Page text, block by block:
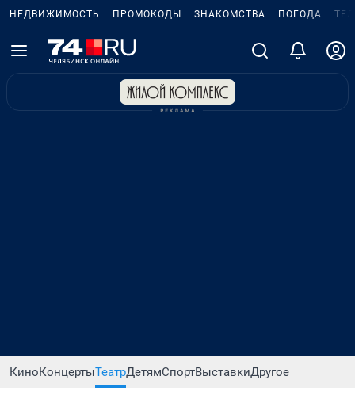
НЕДВИЖИМОСТЬ ПРОМОКОДЫ ЗНАКОМСТВА ПОГОДА
КиноКонцертыТеатрДетямСпортВыставкиДругое